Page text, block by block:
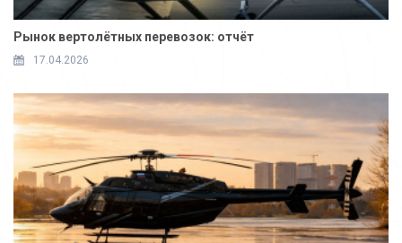
Рынок вертолётных перевозок: отчёт
17.04.2026